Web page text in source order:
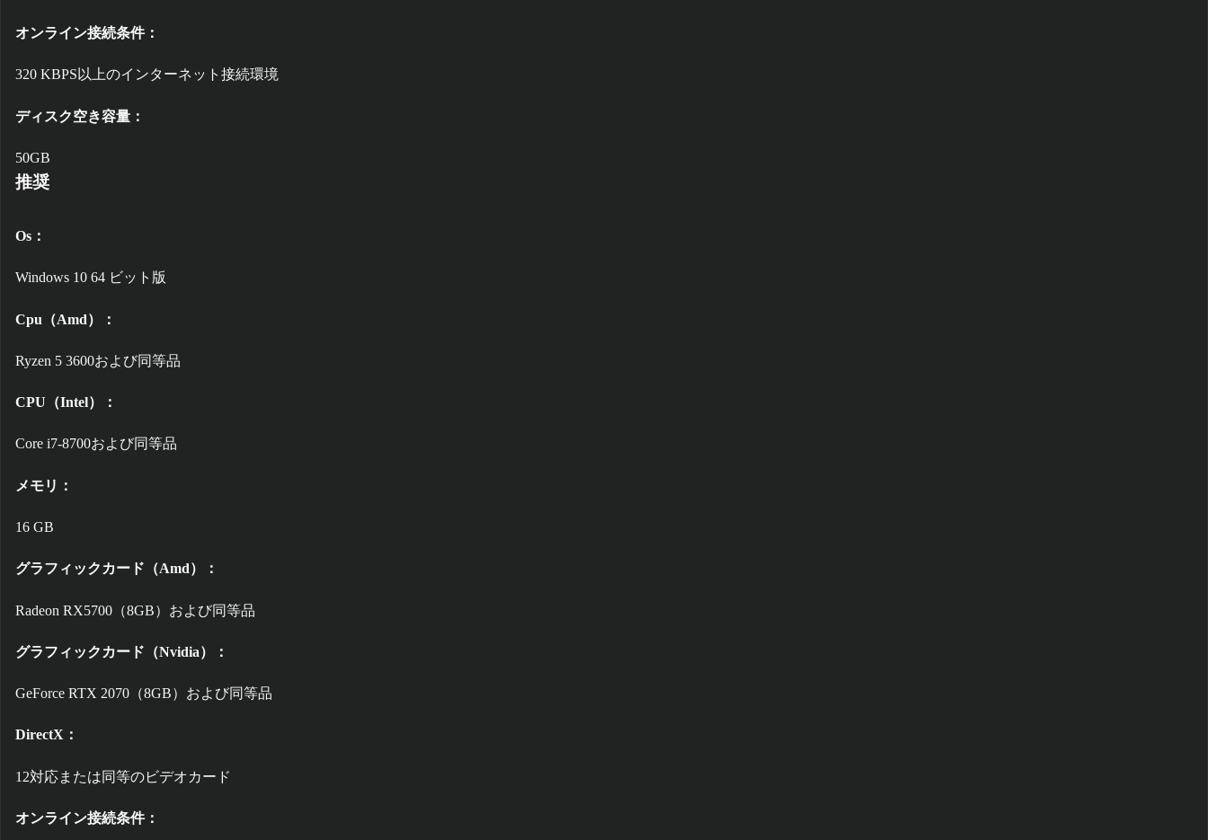
オンライン接続条件：
320 KBPS以上のインターネット接続環境
ディスク空き容量：
50GB
推奨
Os：
Windows 10 64 ビット版
Cpu（Amd）：
Ryzen 5 3600および同等品
CPU（Intel）：
Core i7-8700および同等品
メモリ：
16 GB
グラフィックカード（Amd）：
Radeon RX5700（8GB）および同等品
グラフィックカード（Nvidia）：
GeForce RTX 2070（8GB）および同等品
DirectX：
12対応または同等のビデオカード
オンライン接続条件：